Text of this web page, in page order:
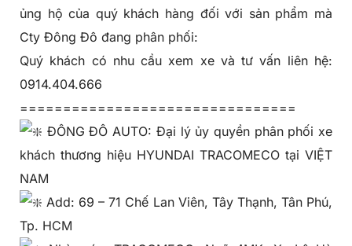
ủng hộ của quý khách hàng đối với sản phẩm mà
Cty Đông Đô đang phân phối:
Quý khách có nhu cầu xem xe và tư vấn liên hệ:
0914.404.666
================================
ĐÔNG ĐÔ AUTO: Đại lý ủy quyền phân phối xe
khách thương hiệu HYUNDAI TRACOMECO tại VIỆT
NAM
Add: 69 – 71 Chế Lan Viên, Tây Thạnh, Tân Phú,
Tp. HCM